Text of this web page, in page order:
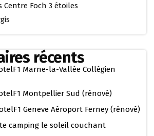
Centre Foch 3 étoiles
récents
Marne-la-Vallée Collégien
Montpellier Sud (rénové)
Geneve Aéroport Ferney (rénové)
camping le soleil couchant